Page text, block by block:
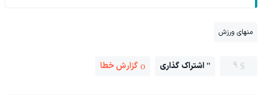
منهای ورزش
9 اشتراک گذاری گزارش خطا